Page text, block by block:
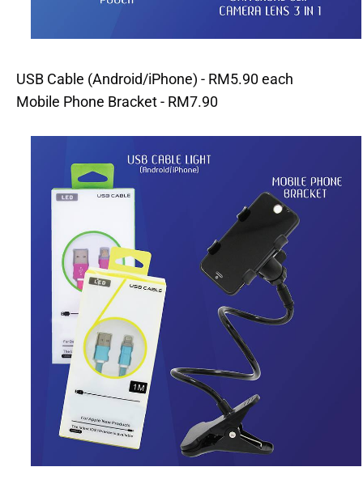
USB Cable (Android/iPhone) - RM5.90 each
Mobile Phone Bracket - RM7.90